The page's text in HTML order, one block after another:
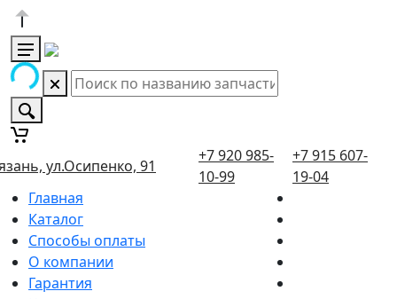
ул.Осипенко, 91
+7 920 985-
10-99
+7 915 607-
19-04
Главная
Каталог
Способы оплаты
О компании
Гарантия